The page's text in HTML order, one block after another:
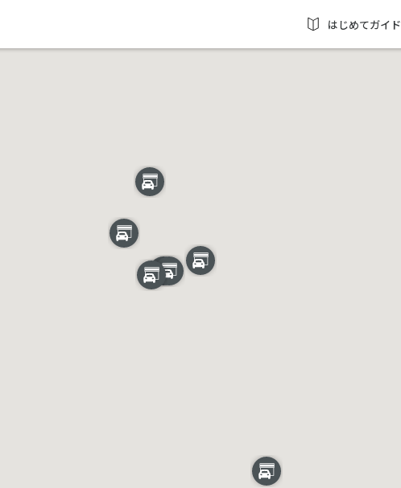
はじめてガイド